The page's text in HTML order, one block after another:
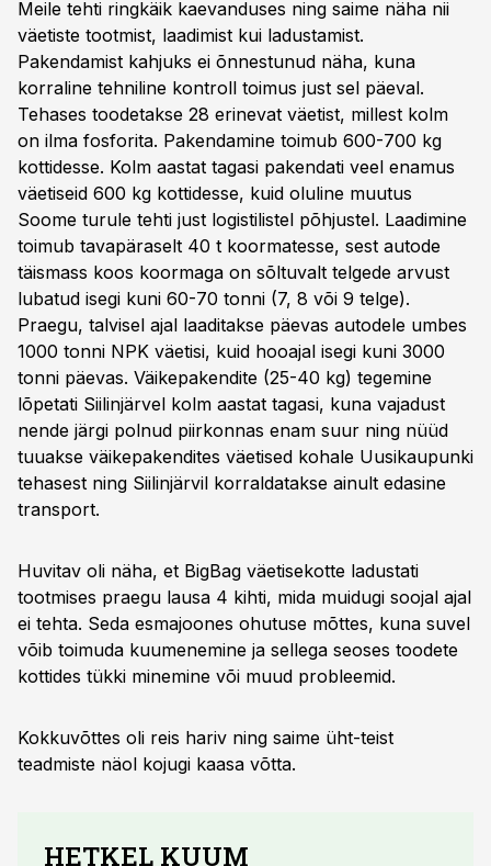
Meile tehti ringkäik kaevanduses ning saime näha nii
väetiste tootmist, laadimist kui ladustamist.
Pakendamist kahjuks ei õnnestunud näha, kuna
korraline tehniline kontroll toimus just sel päeval.
Tehases toodetakse 28 erinevat väetist, millest kolm
on ilma fosforita. Pakendamine toimub 600-700 kg
kottidesse. Kolm aastat tagasi pakendati veel enamus
väetiseid 600 kg kottidesse, kuid oluline muutus
Soome turule tehti just logistilistel põhjustel. Laadimine
toimub tavapäraselt 40 t koormatesse, sest autode
täismass koos koormaga on sõltuvalt telgede arvust
lubatud isegi kuni 60-70 tonni (7, 8 või 9 telge).
Praegu, talvisel ajal laaditakse päevas autodele umbes
1000 tonni NPK väetisi, kuid hooajal isegi kuni 3000
tonni päevas. Väikepakendite (25-40 kg) tegemine
lõpetati Siilinjärvel kolm aastat tagasi, kuna vajadust
nende järgi polnud piirkonnas enam suur ning nüüd
tuuakse väikepakendites väetised kohale Uusikaupunki
tehasest ning Siilinjärvil korraldatakse ainult edasine
transport.
Huvitav oli näha, et BigBag väetisekotte ladustati
tootmises praegu lausa 4 kihti, mida muidugi soojal ajal
ei tehta. Seda esmajoones ohutuse mõttes, kuna suvel
võib toimuda kuumenemine ja sellega seoses toodete
kottides tükki minemine või muud probleemid.
Kokkuvõttes oli reis hariv ning saime üht-teist
teadmiste näol kojugi kaasa võtta.
HETKEL KUUM